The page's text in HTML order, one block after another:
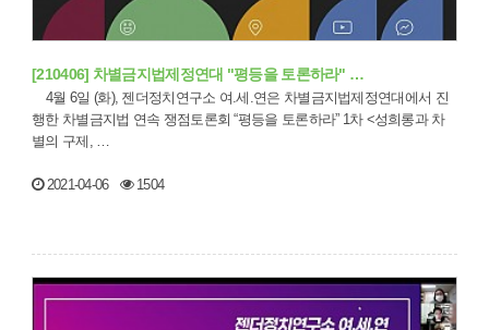
[210406] 차별금지법제정연대 "평등을 토론하라" …
행한 차별금지법 연속 쟁점토론회 “평등을 토론하라” 1차 <성희롱과 차
별의 구제, …
2021-04-06 1504